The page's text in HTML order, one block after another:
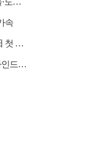
속
아이들 미연, 솔로 아티스트 행보 확장…日 첫 디싱 발매 예고
김설현, 반다나부터 양갈래까지 화보 비하인드…감각적 미학 완성